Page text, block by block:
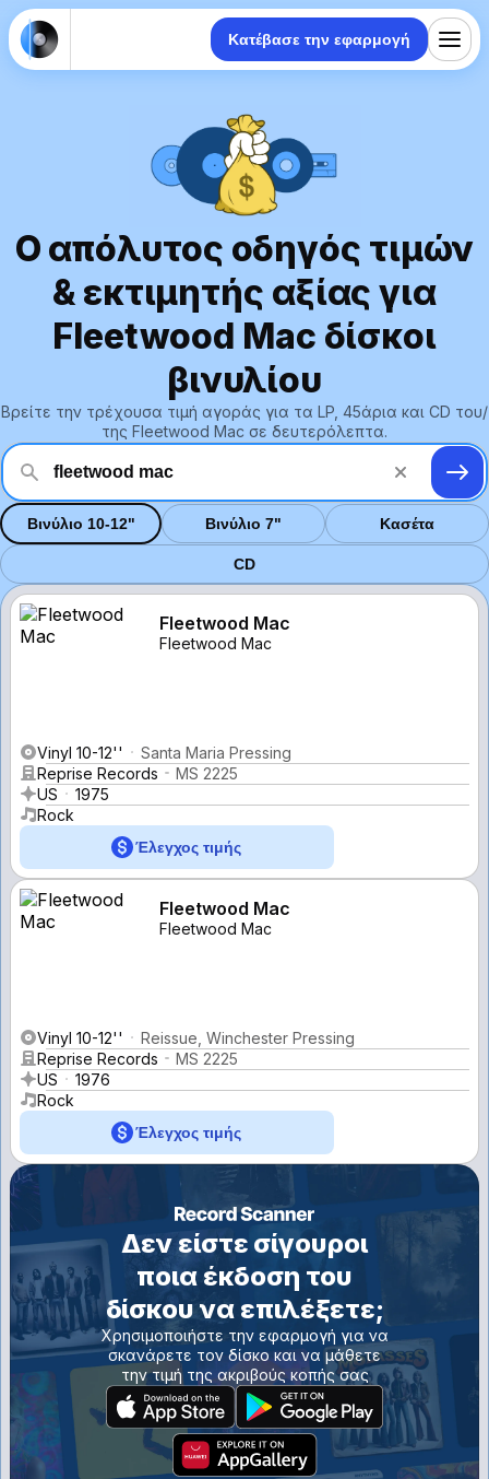
Κατέβασε την εφαρμογή
Ο απόλυτος οδηγός τιμών
& εκτιμητής αξίας για
Fleetwood Mac δίσκοι
βινυλίου
Βρείτε την τρέχουσα τιμή αγοράς για τα LP, 45άρια και CD του/
της Fleetwood Mac σε δευτερόλεπτα.
Βινύλιο 10-12" Βινύλιο 7" Κασέτα
CD
Fleetwood Mac
Fleetwood Mac
Vinyl 10-12''
Santa Maria Pressing
Reprise Records
MS 2225
US
1975
Rock
Έλεγχος τιμής
Fleetwood Mac
Fleetwood Mac
Vinyl 10-12''
Reissue, Winchester Pressing
Reprise Records
MS 2225
US
1976
Rock
Έλεγχος τιμής
Δεν είστε σίγουροι
ποια έκδοση του
δίσκου να επιλέξετε;
Χρησιμοποιήστε την εφαρμογή για να
σκανάρετε τον δίσκο και να μάθετε
την τιμή της ακριβούς κοπής σας